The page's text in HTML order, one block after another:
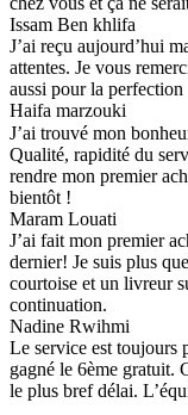
Issam Ben khlifa
J’ai reçu aujourd’hui
attentes. Je vous
aussi pour la
Haifa marzouki
J’ai trouvé mon
Qualité, rapidité du
rendre mon premier
bientôt !
Maram Louati
J’ai fait mon premier
dernier! Je suis plus
courtoise et un livreur
continuation.
Nadine Rwihmi
Le service est toujours
gagné le 6ème gratuit.
le plus bref délai.